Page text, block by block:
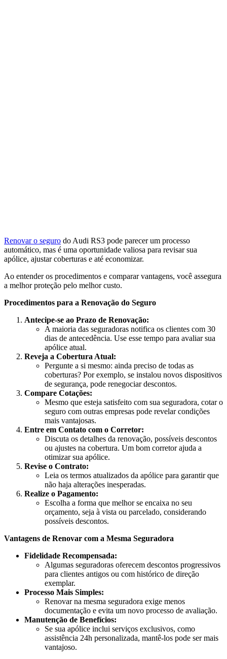
Renovar o seguro do Audi RS3 pode parecer um processo
automático, mas é uma oportunidade valiosa para revisar sua
apólice, ajustar coberturas e até economizar.
Ao entender os procedimentos e comparar vantagens, você assegura
a melhor proteção pelo melhor custo.
Procedimentos para a Renovação do Seguro
Antecipe-se ao Prazo de Renovação:
A maioria das seguradoras notifica os clientes com 30
dias de antecedência. Use esse tempo para avaliar sua
apólice atual.
Reveja a Cobertura Atual:
Pergunte a si mesmo: ainda preciso de todas as
coberturas? Por exemplo, se instalou novos dispositivos
de segurança, pode renegociar descontos.
Compare Cotações:
Mesmo que esteja satisfeito com sua seguradora, cotar o
seguro com outras empresas pode revelar condições
mais vantajosas.
Entre em Contato com o Corretor:
Discuta os detalhes da renovação, possíveis descontos
ou ajustes na cobertura. Um bom corretor ajuda a
otimizar sua apólice.
Revise o Contrato:
Leia os termos atualizados da apólice para garantir que
não haja alterações inesperadas.
Realize o Pagamento:
Escolha a forma que melhor se encaixa no seu
orçamento, seja à vista ou parcelado, considerando
possíveis descontos.
Vantagens de Renovar com a Mesma Seguradora
Fidelidade Recompensada:
Algumas seguradoras oferecem descontos progressivos
para clientes antigos ou com histórico de direção
exemplar.
Processo Mais Simples:
Renovar na mesma seguradora exige menos
documentação e evita um novo processo de avaliação.
Manutenção de Benefícios:
Se sua apólice inclui serviços exclusivos, como
assistência 24h personalizada, mantê-los pode ser mais
vantajoso.